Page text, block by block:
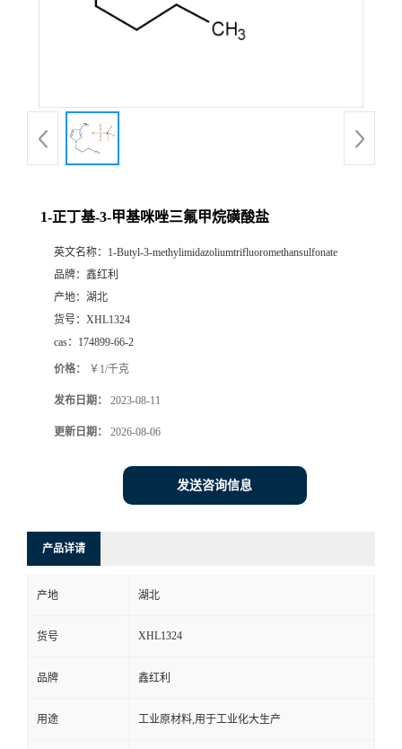
1-正丁基-3-甲基咪唑三氟甲烷磺酸盐
英文名称： 1-Butyl-3-methylimidazoliumtrifluoromethansulfonate
品牌： 鑫红利
产地： 湖北
货号： XHL1324
cas： 174899-66-2
价格： ￥1/千克
发布日期： 2023-08-11
更新日期： 2026-08-06
发送咨询信息
产品详请
产地 湖北
货号 XHL1324
品牌 鑫红利
用途 工业原材料,用于工业化大生产